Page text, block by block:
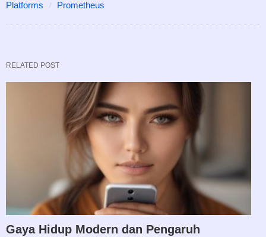
Platforms Prometheus
RELATED POST
Gaya Hidup Modern dan Pengaruh